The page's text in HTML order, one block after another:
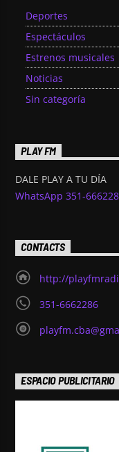
Deportes
Espectáculos
Estrenos musicales
Noticias
Sin categoría
PLAY FM
DALE PLAY A TU DÍA
WhatsApp 351-
CONTACTS
http://
351-6662286
ESPACIO PUBLICITARIO